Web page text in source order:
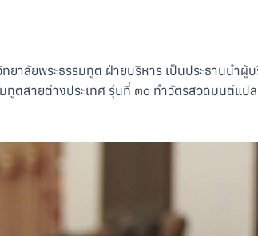
าลัยพระธรรมทูต ฝ่ายบริหาร เป็นประธานนำผู้
ทูตสายต่างประเทศ รุ่นที่ ๓๐ ทำวัตรสวดมนต์แป